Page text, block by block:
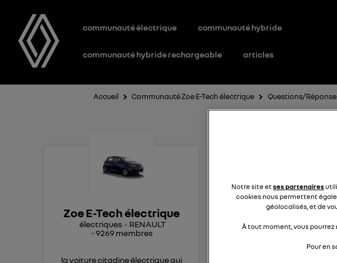
communauté électrique communauté hybride
communauté hybride rechargeable articles
Accueil Communauté Zoe E-Tech électrique Questions/
Zoe E-Tech électrique
électriques
RENAULT
-9269 membres
la voiture citadine électrique qui
22 mars 2019 à
Bonjour, J'ai une zoé
180Km d'autonomie et
score éco autour de 88/
location : quels sont
Notre site etses partenaires
cookies nous permettent
géolocalisés, et de
À tout moment, vous pourrez
Pour en